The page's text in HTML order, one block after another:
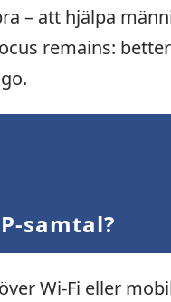
– att hjälpa
remains:
samtal?
över Wi-Fi eller